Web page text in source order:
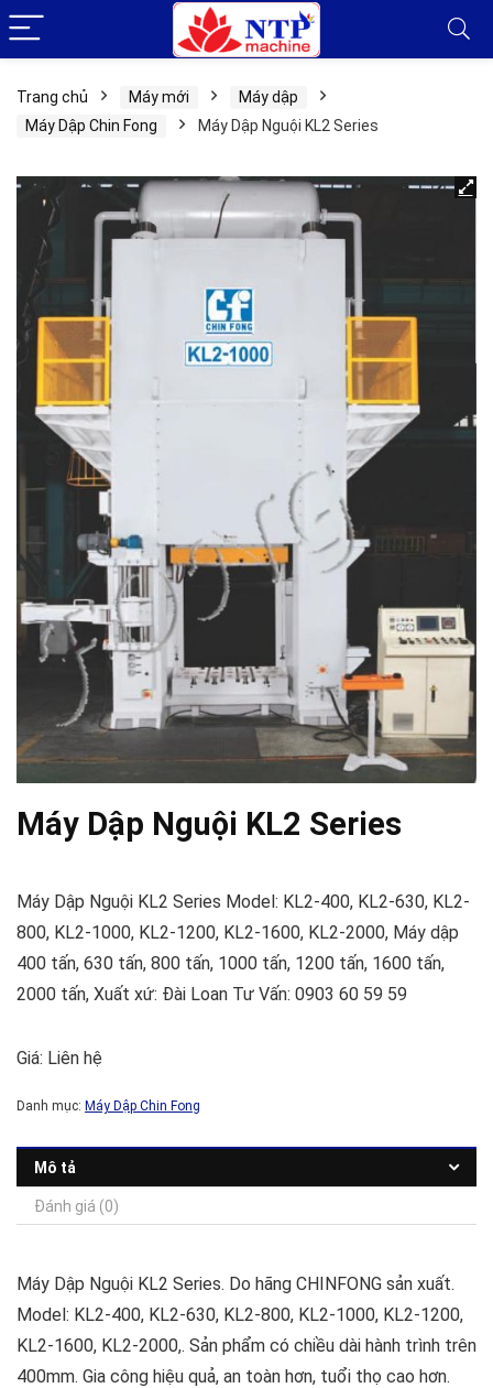
Trang chủ Máy mới
Máy dập
Máy Dập Chin Fong
Máy Dập Nguội KL2 Series
Máy Dập Nguội KL2 Series
Máy Dập Nguội KL2 Series Model: KL2-400, KL2-630, KL2-
800, KL2-1000, KL2-1200, KL2-1600, KL2-2000, Máy dập
400 tấn, 630 tấn, 800 tấn, 1000 tấn, 1200 tấn, 1600 tấn,
2000 tấn, Xuất xứ: Đài Loan Tư Vấn: 0903 60 59 59
Giá: Liên hệ
Danh mục: Máy Dập Chin Fong
Mô tả
Đánh giá (0)
Máy Dập Nguội KL2 Series. Do hãng CHINFONG sản xuất.
Model: KL2-400, KL2-630, KL2-800, KL2-1000, KL2-1200,
KL2-1600, KL2-2000,. Sản phẩm có chiều dài hành trình trên
400mm. Gia công hiệu quả, an toàn hơn, tuổi thọ cao hơn.